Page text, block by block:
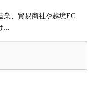
業、貿易商社や越境EC
...